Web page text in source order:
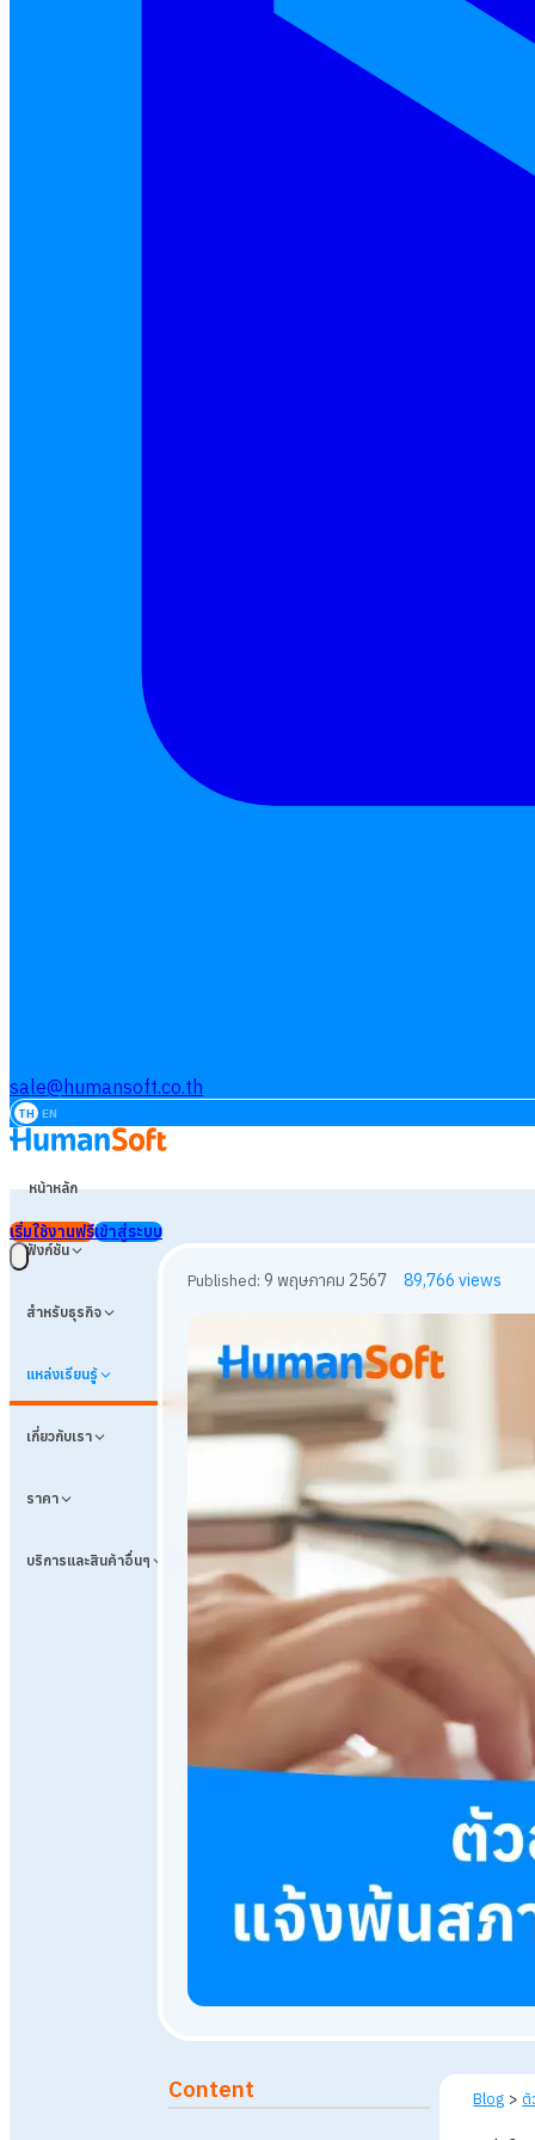
sale@humansoft.co.th
TH EN
หน้าหลัก
ฟังก์ชัน
สำหรับธุรกิจ
แหล่งเรียนรู้
เกี่ยวกับเรา
ราคา
บริการและสินค้าอื่นๆ
เริ่มใช้งานฟรีเข้าสู่ระบบ
Published:9 พฤษภาคม 2567 89,766